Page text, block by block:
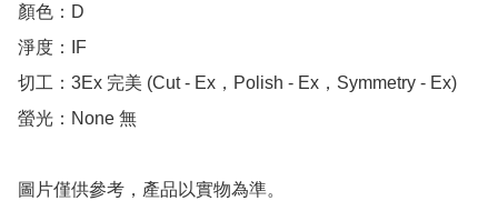
顏色：D
淨度：IF
切工：3Ex 完美 (Cut - Ex，Polish - Ex，Symmetry - Ex)
螢光：None 無
圖片僅供參考，產品以實物為準。